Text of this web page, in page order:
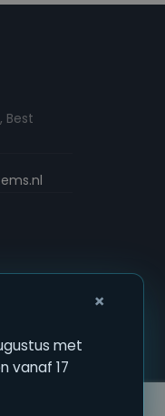
Best
×
met
vanaf 17